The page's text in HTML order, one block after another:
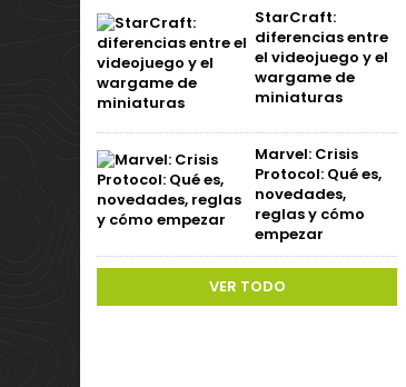
StarCraft:
diferencias entre
el videojuego y el
wargame de
miniaturas
Marvel: Crisis
Protocol: Qué es,
novedades,
reglas y cómo
empezar
VER TODO